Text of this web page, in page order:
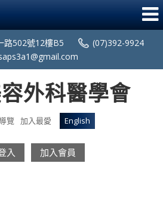
路502號12樓B5
(07)392-9924
覽 加入最愛 English
入 加入會員